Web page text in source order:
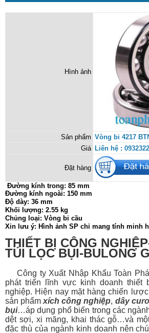
Hình ảnh
Sản phẩm Vòng bi 4217
Giá Liên hệ :
Đặt hàng
Đường kính trong: 85 mm
Đường kính ngoài: 150 mm
Độ dày: 36 mm
Khối lượng: 2.55 kg
Chủng loại: Vòng bi cầu
Xin lưu ý: Hình ảnh SP chỉ mang tính minh
THIẾT BỊ CÔNG
TÚI LỌC BỤI-BULONG
Công ty Xuất Nhập Khẩu Toàn
phát triển lĩnh vực kinh doanh thiết
nghiệp. Hiện nay mặt hàng chiến
sản phẩm xích công nghiệp, dây
bụi…áp dụng phổ biến trong các
dệt sợi, xi măng, khai thác gỗ…và
đặc thù của ngành kinh doanh nên